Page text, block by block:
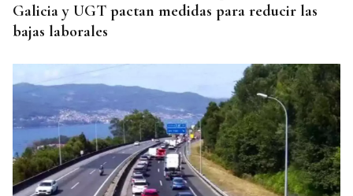
Galicia y UGT pactan medidas para reducir las
bajas laborales